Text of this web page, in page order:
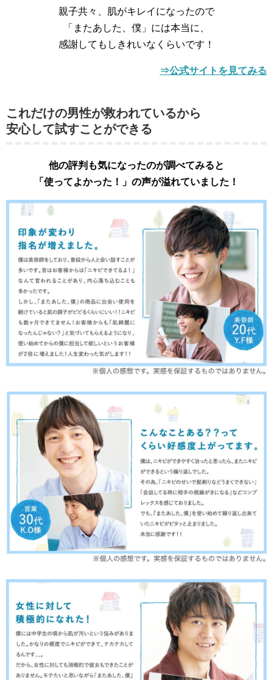
親子共々、肌がキレイになったので
「またあした、僕」には本当に、
感謝してもしきれいなくらいです！
⇒公式サイトを見てみる
これだけの男性が救われているから
安心して試すことができる
他の評判も気になったのが調べてみると
「使ってよかった！」の声が溢れていました！